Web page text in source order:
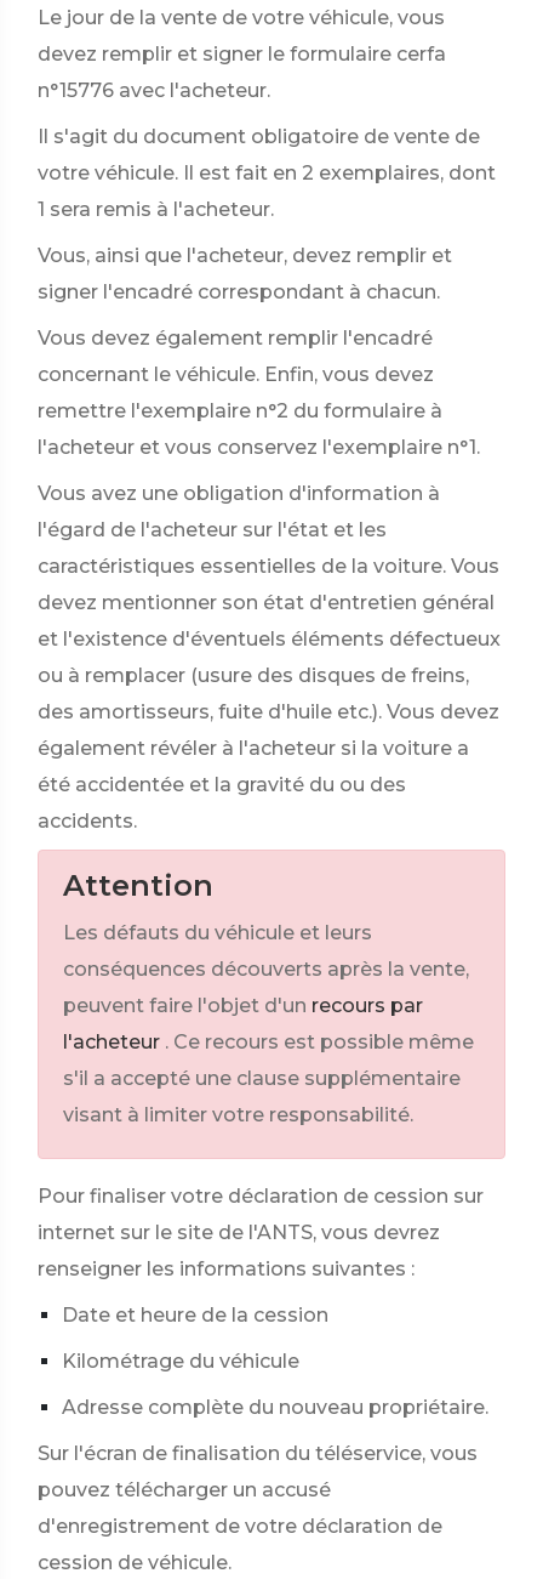
Le jour de la vente de votre véhicule, vous
devez remplir et signer le formulaire cerfa
n°15776 avec l'acheteur.
Il s'agit du document obligatoire de vente de
votre véhicule. Il est fait en 2 exemplaires, dont
1 sera remis à l'acheteur.
Vous, ainsi que l'acheteur, devez remplir et
signer l'encadré correspondant à chacun.
Vous devez également remplir l'encadré
concernant le véhicule. Enfin, vous devez
remettre l'exemplaire n°2 du formulaire à
l'acheteur et vous conservez l'exemplaire n°1.
Vous avez une obligation d'information à
l'égard de l'acheteur sur l'état et les
caractéristiques essentielles de la voiture. Vous
devez mentionner son état d'entretien général
et l'existence d'éventuels éléments défectueux
ou à remplacer (usure des disques de freins,
des amortisseurs, fuite d'huile etc.). Vous devez
également révéler à l'acheteur si la voiture a
été accidentée et la gravité du ou des
accidents.
Attention
Les défauts du véhicule et leurs
conséquences découverts après la vente,
peuvent faire l'objet d'un recours par
l'acheteur . Ce recours est possible même
s'il a accepté une clause supplémentaire
visant à limiter votre responsabilité.
Pour finaliser votre déclaration de cession sur
internet sur le site de l'ANTS, vous devrez
renseigner les informations suivantes :
Date et heure de la cession
Kilométrage du véhicule
Adresse complète du nouveau propriétaire.
Sur l'écran de finalisation du téléservice, vous
pouvez télécharger un accusé
d'enregistrement de votre déclaration de
cession de véhicule.